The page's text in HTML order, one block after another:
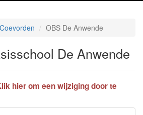
Coevorden OBS De Anwende
De Anwende
hier om een wijziging door te